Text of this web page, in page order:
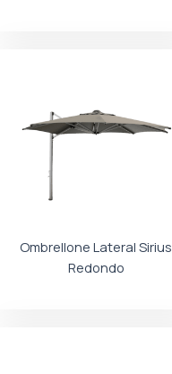
Ombrellone Lateral Sirius
Redondo